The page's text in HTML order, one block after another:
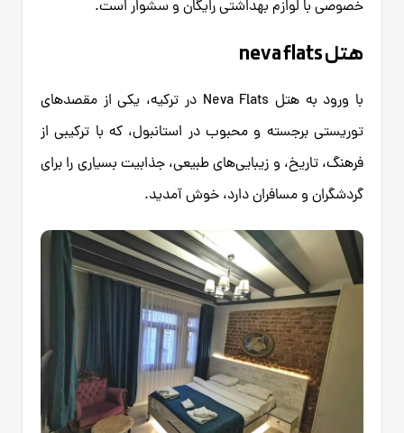
خصوصی با لوازم بهداشتی رایگان و سشوار است.
هتل neva flats
با ورود به هتل Neva Flats در ترکیه، یکی از مقصدهای
توریستی برجسته و محبوب در استانبول، که با ترکیبی از
فرهنگ، تاریخ، و زیبایی‌های طبیعی، جذابیت بسیاری را برای
گردشگران و مسافران دارد، خوش آمدید.